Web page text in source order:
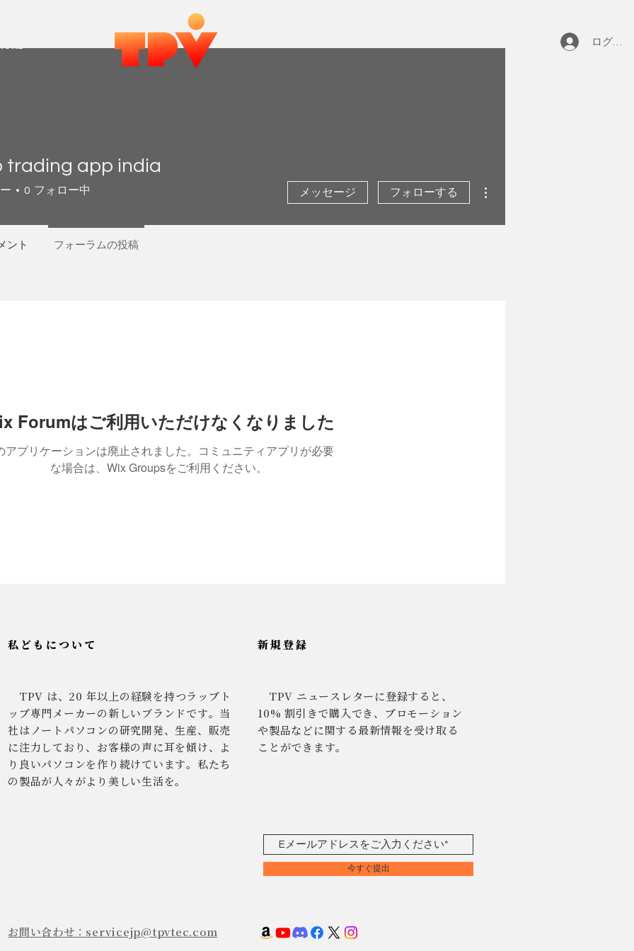
ログイン
Forumはご利用いただけなくなりました
アプリケーションは廃止されました。コミュニティアプリが必要
な場合は、Wix Groupsをご利用ください。
trading app india
0 フォロー中 メッセージ フォローする
ント フォーラムの投稿
私どもについて 新規登録
TPV は、20 年以上の経験を持つラップト
ップ専門メーカーの新しいブランドです。当
社はノートパソコンの研究開発、生産、販売
に注力しており、お客様の声に耳を傾け、よ
り良いパソコンを作り続けています。私たち
の製品が人々がより美しい生活を。
TPV ニュースレターに登録すると、
10% 割引きで購入でき、プロモーション
や製品などに関する最新情報を受け取る
ことができます。
今すぐ提出
お問い合わせ：servicejp@tpvtec.com